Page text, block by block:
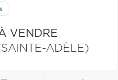
VENDRE
ADÈLE)